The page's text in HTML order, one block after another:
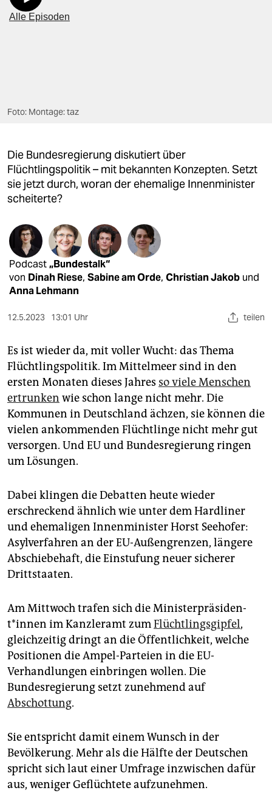
verlag
shop
fragen & hilfe
unterstützen
abo
genossenschaft
epaper login
Foto: Montage: taz
Die Bundesregierung diskutiert über
Flüchtlingspolitik – mit bekannten Konzepten. Setzt
sie jetzt durch, woran der ehemalige Innenminister
scheiterte?
Podcast„Bundestalk“
von Dinah Riese, Sabine am Orde, Christian Jakob und
Anna Lehmann
12.5.2023 13:01 Uhr teilen
Es ist wieder da, mit voller Wucht: das Thema
Flüchtlingspolitik. Im Mittelmeer sind in den
ersten Monaten dieses Jahres so viele Menschen
ertrunken wie schon lange nicht mehr. Die
Kommunen in Deutschland ächzen, sie können die
vielen ankommenden Flüchtlinge nicht mehr gut
versorgen. Und EU und Bundesregierung ringen
um Lösungen.
Dabei klingen die Debatten heute wieder
erschreckend ähnlich wie unter dem Hardliner
und ehemaligen Innenminister Horst Seehofer:
Asylverfahren an der EU-Außengrenzen, längere
Abschiebehaft, die Einstufung neuer sicherer
Drittstaaten.
Am Mittwoch trafen sich die Mi­nis­ter­prä­si­den­
t*in­nen im Kanzleramt zumFlüchtlingsgipfel,
gleichzeitig dringt an die Öffentlichkeit, welche
Positionen die Ampel-Parteien in die EU-
Verhandlungen einbringen wollen. Die
Bundesregierung setzt zunehmend auf
Abschottung.
Sie entspricht damit einem Wunsch in der
Bevölkerung. Mehr als die Hälfte der Deutschen
spricht sich laut einer Umfrage inzwischen dafür
aus, weniger Geflüchtete aufzunehmen.